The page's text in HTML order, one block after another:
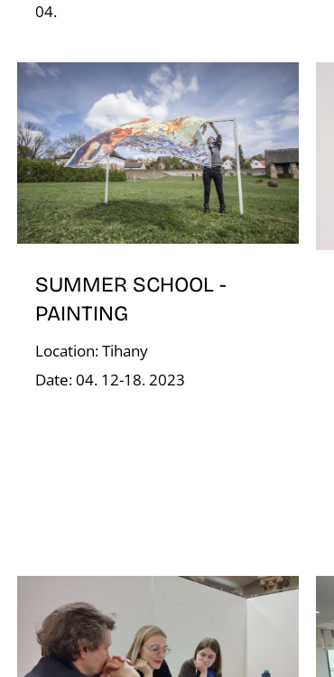
04.
SUMMER SCHOOL -
PAINTING
Location: Tihany
Date: 04. 12-18. 2023